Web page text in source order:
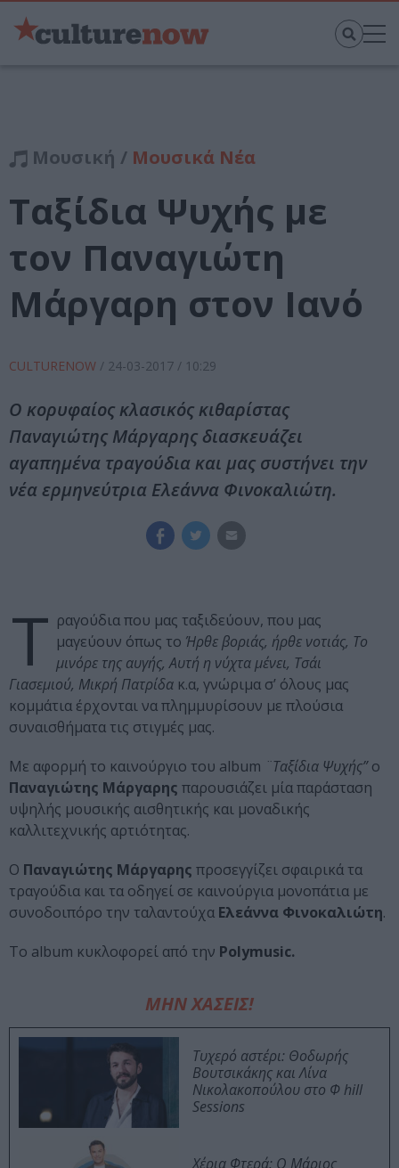
Μουσική / Μουσικά Νέα
Ταξίδια Ψυχής με
τον Παναγιώτη
Μάργαρη στον Ιανό
CULTURENOW / 24-03-2017 / 10:29
Ο κορυφαίος κλασικός κιθαρίστας
Παναγιώτης Μάργαρης διασκευάζει
αγαπημένα τραγούδια και μας συστήνει την
νέα ερμηνεύτρια Ελεάννα Φινοκαλιώτη.
Τ ραγούδια που μας ταξιδεύουν, που μας
μαγεύουν όπως το Ήρθε βοριάς, ήρθε νοτιάς, Το
μινόρε της αυγής, Αυτή η νύχτα μένει, Τσάι
Γιασεμιού, Μικρή Πατρίδα κ.α, γνώριμα σ’ όλους μας
κομμάτια έρχονται να πλημμυρίσουν με πλούσια
συναισθήματα τις στιγμές μας.
Με αφορμή το καινούργιο του album ¨Ταξίδια Ψυχής”ο
Παναγιώτης Μάργαρης παρουσιάζει μία παράσταση
υψηλής μουσικής αισθητικής και μοναδικής
καλλιτεχνικής αρτιότητας.
Ο Παναγιώτης Μάργαρης προσεγγίζει σφαιρικά τα
τραγούδια και τα οδηγεί σε καινούργια μονοπάτια με
συνοδοιπόρο την ταλαντούχα Ελεάννα Φινοκαλιώτη.
Το album κυκλοφορεί από την Polymusic.
ΜΗΝ ΧΑΣΕΙΣ!
Τυχερό αστέρι: Θοδωρής
Βουτσικάκης και Λίνα
Νικολακοπούλου στο Φ hill
Sessions
Χέρια Φτερά: Ο Μάριος